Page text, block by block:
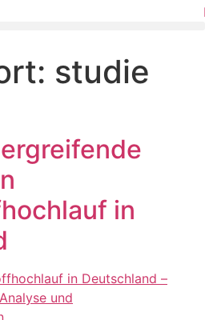
studie
in